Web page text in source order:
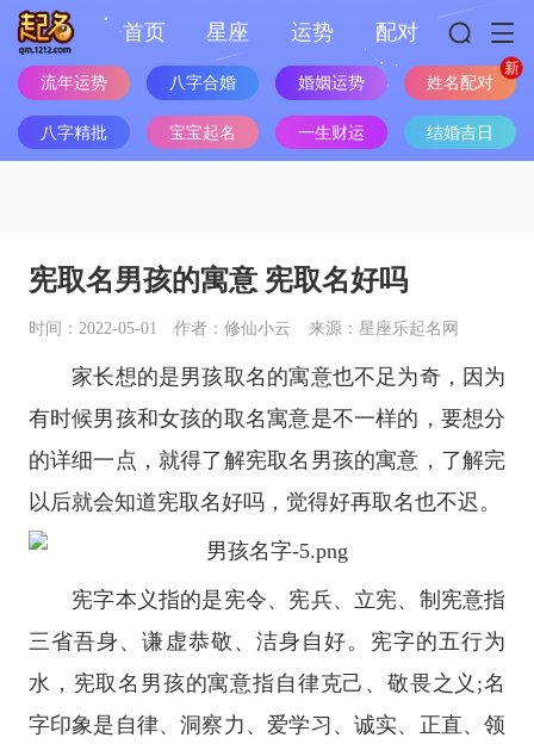
首页 星座 运势 配对
流年运势 八字合婚 婚姻运势 姓名配对
八字精批 宝宝起名 一生财运 结婚吉日
宪取名男孩的寓意 宪取名好吗
时间：2022-05-01 作者：修仙小云 来源：星座乐起名网
家长想的是男孩取名的寓意也不足为奇，因为
有时候男孩和女孩的取名寓意是不一样的，要想分
的详细一点，就得了解宪取名男孩的寓意，了解完
以后就会知道宪取名好吗，觉得好再取名也不迟。
宪字本义指的是宪令、宪兵、立宪、制宪意指
三省吾身、谦虚恭敬、洁身自好。宪字的五行为
水，宪取名男孩的寓意指自律克己、敬畏之义;名
字印象是自律、洞察力、爱学习、诚实、正直、领